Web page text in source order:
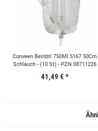
Conveen Beinbtl 750Ml 5167 50Cm
Schlauch - (10 St) - PZN 08711226
41,49 € *